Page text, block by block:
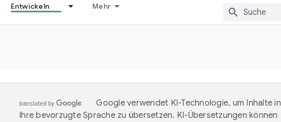
Entwickeln Mehr
Google verwendet KI-Technologie, um Inhalte in
Ihre bevorzugte Sprache zu übersetzen. KI-Übersetzungen können